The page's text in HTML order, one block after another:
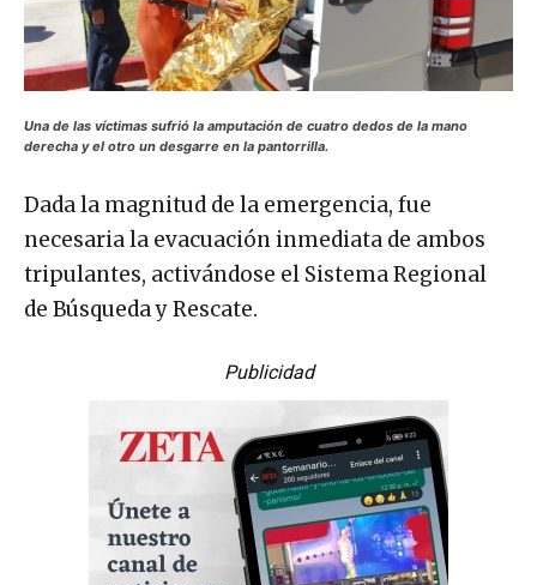
Una de las víctimas sufrió la amputación de cuatro dedos de la mano
derecha y el otro un desgarre en la pantorrilla.
Dada la magnitud de la emergencia, fue
necesaria la evacuación inmediata de ambos
tripulantes, activándose el Sistema Regional
de Búsqueda y Rescate.
Publicidad